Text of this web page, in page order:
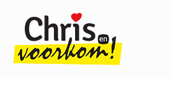
inhoud